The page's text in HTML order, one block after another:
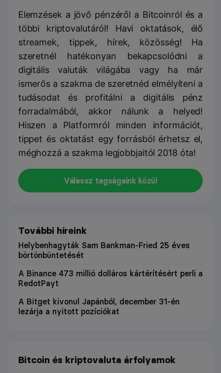
Elemzések a jövő pénzéről a Bitcoinról és a
többi kriptovalutáról! Havi oktatások, élő
streamek, tippek, hírek, közösség! Ha
szeretnél hatékonyan bekapcsolódni a
digitális valuták világába vagy ha már
ismerős a szakma de szeretnéd elmélyíteni a
tudásodat és profitálni a digitális pénz
forradalmából, akkor nálunk a helyed!
Hiszen a Platformról minden információt,
tippet és oktatást egy forrásból érhetsz el,
méghozzá a szakma legjobbjaitól 2018 óta!
Válassz tagságaink közül
További híreink
Helybenhagyták Sam Bankman-Fried 25 éves
börtönbüntetését
A Binance 473 millió dolláros kártérítésért perli a
RedotPayt
A Bitget kivonul Japánból, december 31-én
lezárja a nyitott pozíciókat
Bitcoin és kriptovaluta árfolyamok